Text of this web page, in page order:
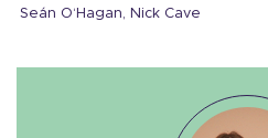
Seán O‘Hagan, Nick Cave